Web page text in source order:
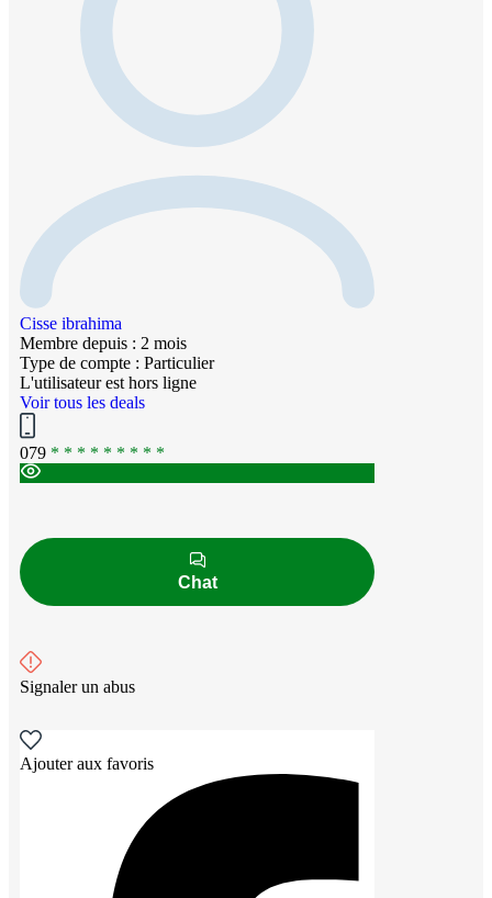
Cisse ibrahima
Membre depuis : 2 mois
Type de compte : Particulier
L'utilisateur est hors ligne
Voir tous les deals
079 * * * * * * * * *
Chat
Signaler un abus
Ajouter aux favoris